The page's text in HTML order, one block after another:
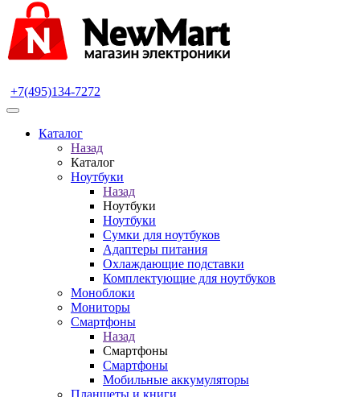
+7(495)134-7272
Каталог
Назад
Каталог
Ноутбуки
Назад
Ноутбуки
Ноутбуки
Сумки для ноутбуков
Адаптеры питания
Охлаждающие подставки
Комплектующие для ноутбуков
Моноблоки
Мониторы
Смартфоны
Назад
Смартфоны
Смартфоны
Мобильные аккумуляторы
Планшеты и книги